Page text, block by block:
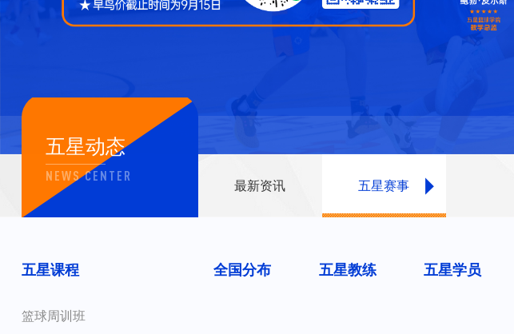
五星动态
NEWS CENTER
最新资讯 五星赛事
五星课程
篮球周训班
全国分布 五星教练 五星学员